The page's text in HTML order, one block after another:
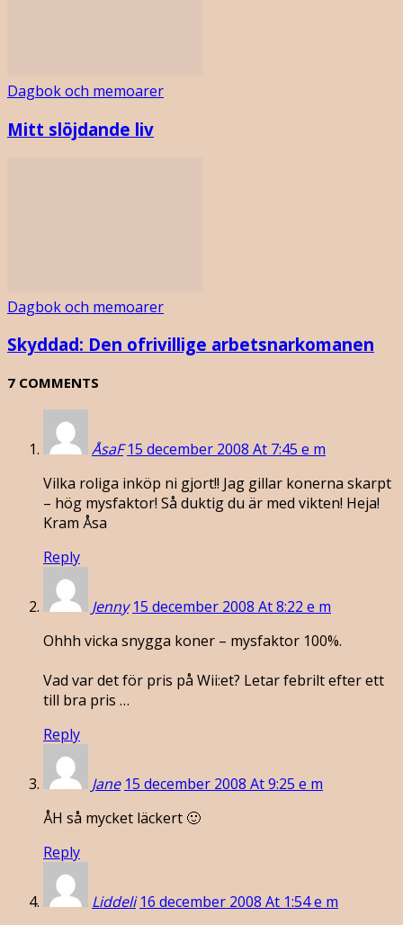
Dagbok och memoarer
Mitt slöjdande liv
Dagbok och memoarer
Skyddad: Den ofrivillige arbetsnarkomanen
7 COMMENTS
ÅsaF 15 december 2008 At 7:45 e m
Vilka roliga inköp ni gjort!! Jag gillar konerna skarpt
– hög mysfaktor! Så duktig du är med vikten! Heja!
Kram Åsa
Reply
Jenny 15 december 2008 At 8:22 e m
Ohhh vicka snygga koner – mysfaktor 100%.
Vad var det för pris på Wii:et? Letar febrilt efter ett
till bra pris …
Reply
Jane 15 december 2008 At 9:25 e m
ÅH så mycket läckert 🙂
Reply
Liddeli 16 december 2008 At 1:54 e m